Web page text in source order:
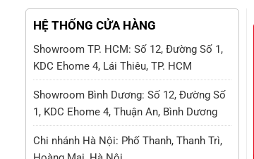
HỆ THỐNG CỬA HÀNG
Showroom TP. HCM: Số 12, Đường Số 1,
KDC Ehome 4, Lái Thiêu, TP. HCM
Showroom Bình Dương: Số 12, Đường Số
1, KDC Ehome 4, Thuận An, Bình Dương
Chi nhánh Hà Nội: Phố Thanh, Thanh Trì,